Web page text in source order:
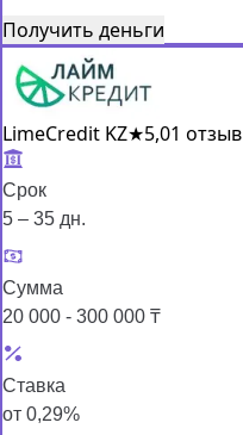
Получить деньги
LimeCredit KZ★5,01 отзыв
Срок
5 – 35 дн.
Сумма
20 000 - 300 000 ₸
Ставка
от 0,29%